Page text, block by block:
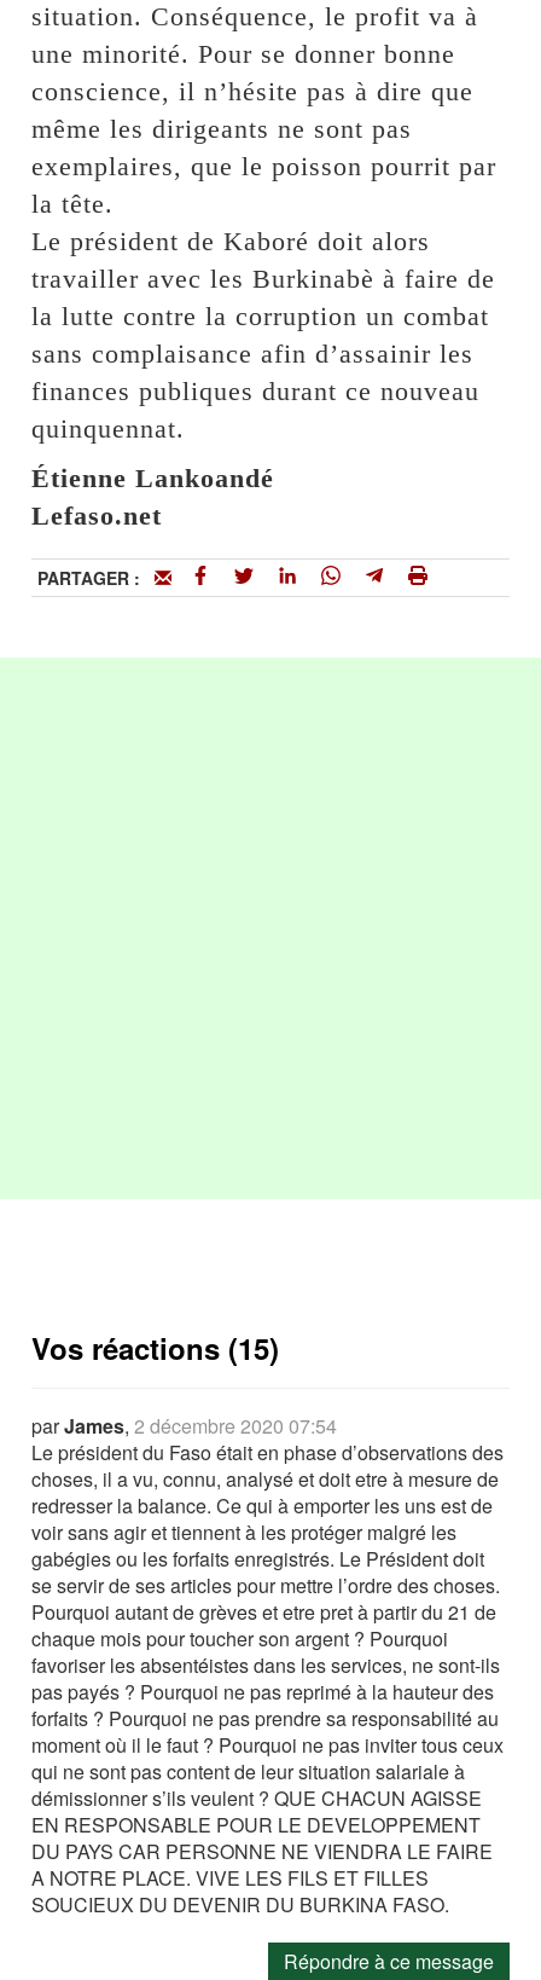
situation. Conséquence, le profit va à
une minorité. Pour se donner bonne
conscience, il n’hésite pas à dire que
même les dirigeants ne sont pas
exemplaires, que le poisson pourrit par
la tête.
Le président de Kaboré doit alors
travailler avec les Burkinabè à faire de
la lutte contre la corruption un combat
sans complaisance afin d’assainir les
finances publiques durant ce nouveau
quinquennat.
Étienne Lankoandé
Lefaso.net
PARTAGER :
Vos réactions (15)
parJames,2 décembre 2020 07:54
Le président du Faso était en phase d’observations des
choses, il a vu, connu, analysé et doit etre à mesure de
redresser la balance. Ce qui à emporter les uns est de
voir sans agir et tiennent à les protéger malgré les
gabégies ou les forfaits enregistrés. Le Président doit
se servir de ses articles pour mettre l’ordre des choses.
Pourquoi autant de grèves et etre pret à partir du 21 de
chaque mois pour toucher son argent ? Pourquoi
favoriser les absentéistes dans les services, ne sont-ils
pas payés ? Pourquoi ne pas reprimé à la hauteur des
forfaits ? Pourquoi ne pas prendre sa responsabilité au
moment où il le faut ? Pourquoi ne pas inviter tous ceux
qui ne sont pas content de leur situation salariale à
démissionner s’ils veulent ? QUE CHACUN AGISSE
EN RESPONSABLE POUR LE DEVELOPPEMENT
DU PAYS CAR PERSONNE NE VIENDRA LE FAIRE
A NOTRE PLACE. VIVE LES FILS ET FILLES
SOUCIEUX DU DEVENIR DU BURKINA FASO.
Répondre à ce message